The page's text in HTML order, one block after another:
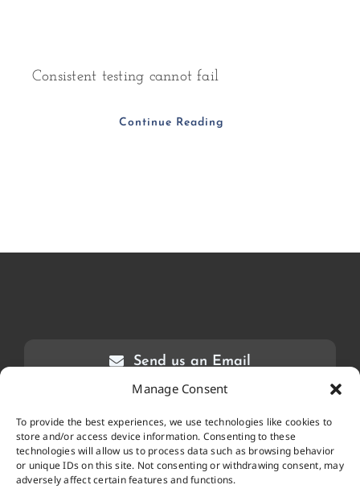
Manage Consent
To provide the best experiences, we use technologies like cookies to
store and/or access device information. Consenting to these
technologies will allow us to process data such as browsing behavior
or unique IDs on this site. Not consenting or withdrawing consent, may
adversely affect certain features and functions.
Consistent testing cannot fail
Continue Reading
Send us an Email